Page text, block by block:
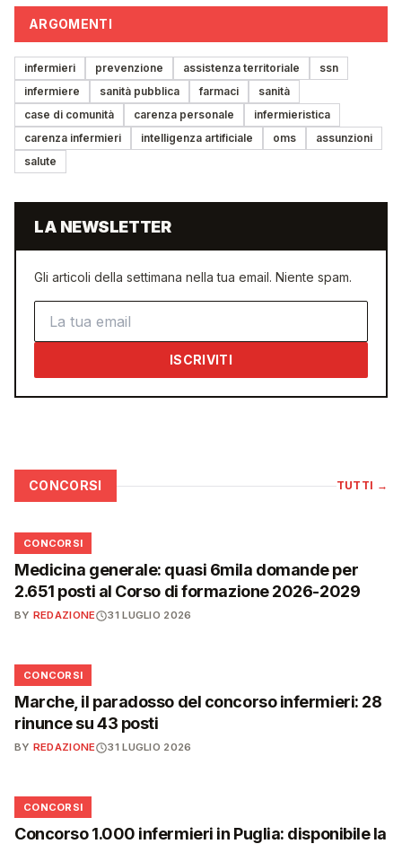
ARGOMENTI
infermieri prevenzione assistenza territoriale
ssn
infermiere
sanità pubblica farmaci
sanità
case di comunità
carenza personale
infermieristica
carenza infermieri
intelligenza artificiale oms
assunzioni
salute
LA NEWSLETTER
Gli articoli della settimana nella tua email. Niente spam.
ISCRIVITI
CONCORSI TUTTI →
📋
CONCORSI
Medicina generale: quasi 6mila domande per
2.651 posti al Corso di formazione 2026-2029
BY REDAZIONE 31 LUGLIO 2026
📋
CONCORSI
Marche, il paradosso del concorso infermieri: 28
rinunce su 43 posti
BY REDAZIONE 31 LUGLIO 2026
📋
CONCORSI
Concorso 1.000 infermieri in Puglia: disponibile la